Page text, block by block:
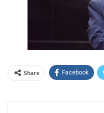
Share Facebook